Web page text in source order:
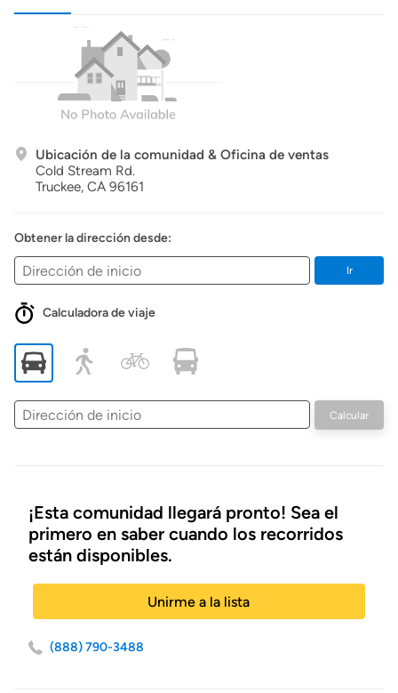
Ubicación de la comunidad & Oficina de ventas
Cold Stream Rd.
Truckee, CA 96161
Obtener la dirección desde:
Ir
Calculadora de viaje
Dirección
de
Calcular
¡Esta comunidad llegará pronto! Sea el
primero en saber cuando los recorridos
están disponibles.
Unirme a la lista
(888) 790-3488